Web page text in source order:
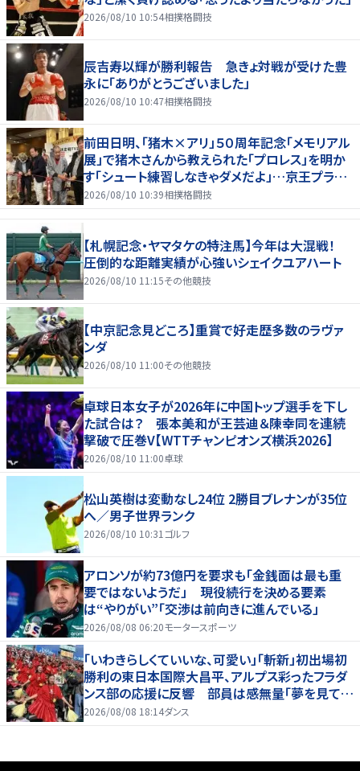
2026/08/10 10:54相撲格闘技
辰吉寿以輝が勝利報告 急きょ対戦が受けた豊
永に「ありがとうございました」
2026/08/10 10:47相撲格闘技
前田日明、「猪木×アリ」５０周年記念「メモリアル
展」で猪木さんから教えられた「プロレス」を明か
す「シュート練習しなきゃダメだよ」…京王プラザ
ホテルで３１日まで
2026/08/10 10:39相撲格闘技
【札幌記念・ヤマタケの特注馬】今年は大混戦！
圧倒的な距離実績が心強いシェイクユアハート
2026/08/10 11:15その他競技
【中京記念見どころ】重賞で好走歴多数のラヴァ
ンダ
2026/08/10 11:00その他競技
卓球日本女子が2026年に中国トップ選手を下し
た試合は？ 張本美和が王芸迪＆陳幸同を連続
撃破で圧巻V【WTTチャンピオンズ横浜2026】
2026/08/10 11:00卓球
松山英樹は変動なし24位 2勝目ブレナンが35位
へ／男子世界ランク
2026/08/10 10:31 ゴルフ
アロンソが約73億円を要求も「金銭面は最も重
要ではないようだ」 現役続行を決める要素
は“やりがい”「交渉は前向きに進んでいる」
2026/08/08 06:20モータースポーツ
「いわきらしくていいな、可愛い」「斬新」初出場初
勝利の東日本国際大昌平、アルプス彩ったフラダ
ンス部の応援に反響 部員は感無量「夢を見てい
るよう」
2026/08/08 18:14ダンス